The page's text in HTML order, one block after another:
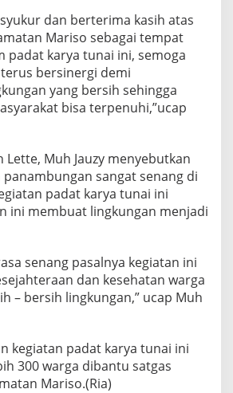
g
m
dan berterima kasih atas
Mariso sebagai tempat
padat karya tunai ini, semoga
bersinergi demi
yang bersih sehingga
bisa terpenuhi,”ucap
Lette, Muh Jauzy menyebutkan
panambungan sangat senang di
padat karya tunai ini
ini membuat lingkungan menjadi
senang pasalnya kegiatan ini
dan kesehatan warga
– bersih lingkungan,” ucap Muh
kegiatan padat karya tunai ini
300 warga dibantu satgas
Mariso.(Ria)